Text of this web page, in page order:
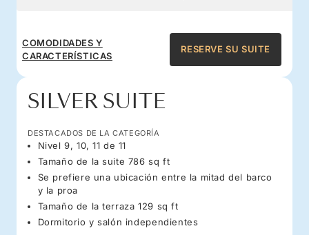
COMODIDADES Y
CARACTERÍSTICAS
RESERVE SU SUITE
SILVER SUITE
DESTACADOS DE LA CATEGORÍA
Nivel 9, 10, 11 de 11
Tamaño de la suite 786 sq ft
Se prefiere una ubicación entre la mitad del barco
y la proa
Tamaño de la terraza 129 sq ft
Dormitorio y salón independientes